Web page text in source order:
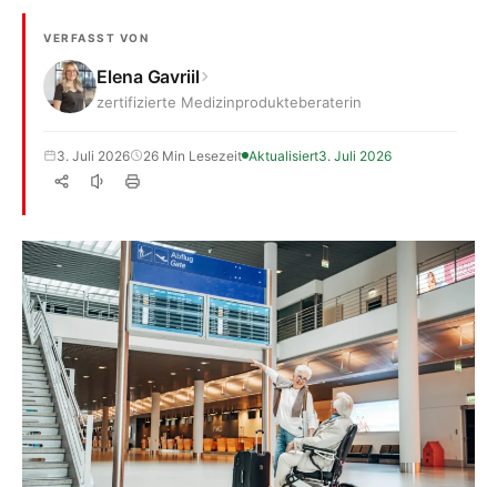
VERFASST VON
Elena Gavriil
zertifizierte Medizinprodukteberaterin
3. Juli 2026 26 Min Lesezeit Aktualisiert3. Juli 2026